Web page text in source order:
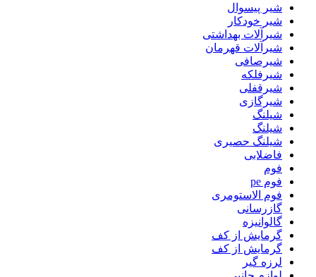
شیر پیسوال
شیر خودکار
شیرآلات بهداشتی
شیرآلات قهرمان
شیرصافی
شیرفلکه
شیرقفلی
شیرگازی
شیلنگ
شیلنگ
شیلنگ حصیری
فاضلابی
فوم
فوم pe
فوم الاستومری
گازرسانی
گالوانیزه
گرمایش از کف
گرمایش از کف
لرزه گیر